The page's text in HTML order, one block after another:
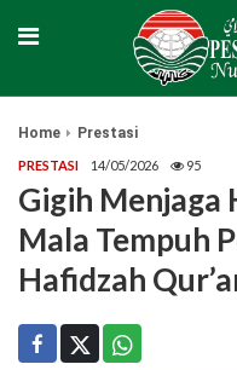
Home Prestasi
PRESTASI 14/05/2026 95
Gigih
Mala Tempuh
Hafidzah